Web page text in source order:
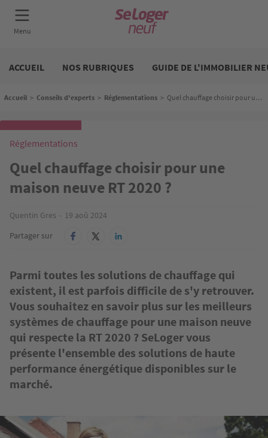
contenu
ACCUEIL
NOS RUBRIQUES GUIDE DE L'IMMOBILIER
Fil d'Ariane
Accueil > Conseils d'experts > Réglementations > Quel chauffage choisir pour une maison neuve RT 2020 ?
Réglementations
Quel chauffage choisir pour une
maison neuve RT 2020 ?
Quentin Gres
19 aoû 2024
Partager sur
Parmi toutes les solutions de chauffage qui
existent, il est parfois difficile de s'y retrouver.
Vous souhaitez en savoir plus sur les meilleurs
systèmes de chauffage pour une maison neuve
qui respecte la RT 2020 ? SeLoger vous
présente l'ensemble des solutions de haute
performance énergétique disponibles sur le
marché.
Image